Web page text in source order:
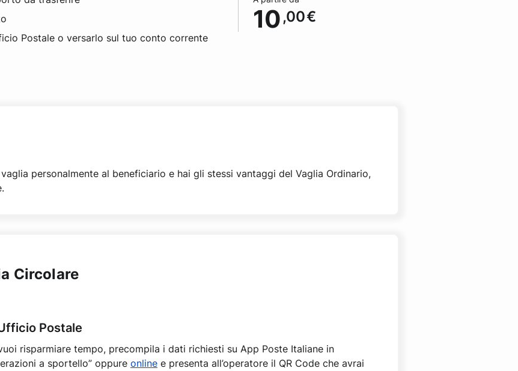
Postale o versarlo sul tuo conto corrente
10 ,00€
personalmente al beneficiario e hai gli stessi vantaggi del Vaglia Ordinario,
Circolare
Postale
risparmiare tempo, precompila i dati richiesti su App Poste Italiane in
a sportello” oppure online e presenta all’operatore il QR Code che avrai